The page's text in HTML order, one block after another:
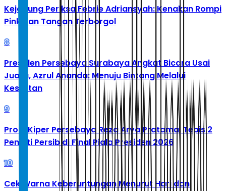
Kejagung Periksa Febrie Adriansyah: Kenakan Rompi
Pink dan Tangan Terborgol
8
Presiden Persebaya Surabaya Angkat Bicara Usai
Juara, Azrul Ananda: Menuju Bintang Melalui
Kesulitan
9
Profil Kiper Persebaya Reza Arya Pratama, Tepis 2
Penalti Persib di Final Piala Presiden 2026
10
Cek Warna Keberuntungan Menurut Hari dan